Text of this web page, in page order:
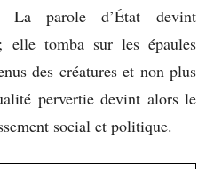
La parole d’État devint
tomba sur les épaules
des créatures et non plus
pervertie devint alors le
social et politique.